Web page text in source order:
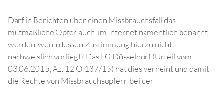
Darf in Berichten über einen Missbrauchsfall das
mutmaßliche Opfer auch im Internet namentlich benannt
werden, wenn dessen Zustimmung hierzu nicht
nachweislich vorliegt? Das LG Düsseldorf (Urteil vom
03.06.2015, Az. 12 O 137/15) hat dies verneint und damit
die Rechte von Missbrauchsopfern bei der